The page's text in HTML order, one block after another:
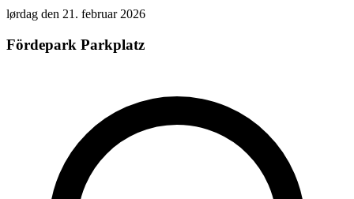
lørdag den 21. februar 2026
Fördepark Parkplatz